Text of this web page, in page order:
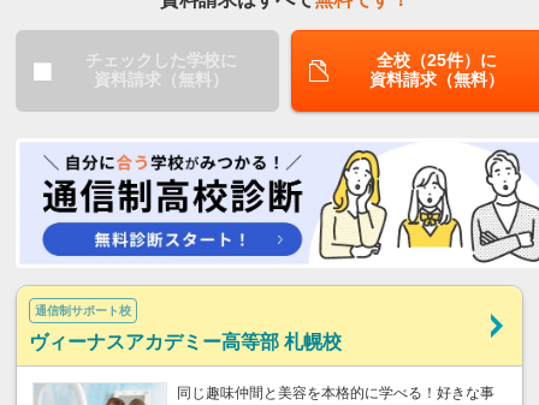
チェックした学校に
資料請求（無料）
全校（25件）に
資料請求（無料）
通信制サポート校
ヴィーナスアカデミー高等部 札幌校
同じ趣味仲間と美容を本格的に学べる！好きな事